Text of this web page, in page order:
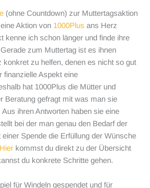
(ohne Countdown) zur Muttertagsaktion
Aktion von 1000Plus ans Herz
kenne ich schon länger und finde ihre
zum Muttertag ist es ihnen
konkret zu helfen, denen es nicht so gut
finanzielle Aspekt eine
hat 1000Plus die Mütter und
Beratung gefragt mit was man sie
ihren Antworten haben sie eine
bei der man genau den Bedarf der
Spende die Erfüllung der Wünsche
Hier kommst du direkt zu der Übersicht
du konkrete Schritte gehen.
für Windeln gespendet und für